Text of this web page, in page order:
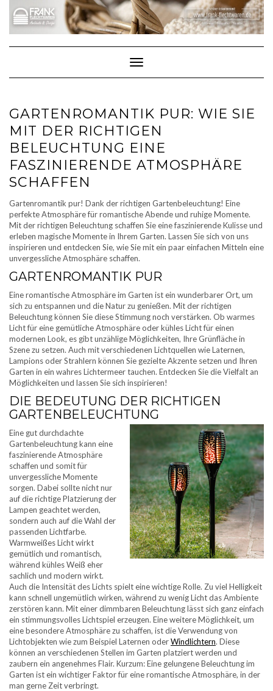
content
Toggle Navigation
GARTENROMANTIK PUR: WIE SIE
MIT DER RICHTIGEN
BELEUCHTUNG EINE
FASZINIERENDE ATMOSPHÄRE
SCHAFFEN
Gartenromantik pur! Dank der richtigen Gartenbeleuchtung! Eine
perfekte Atmosphäre für romantische Abende und ruhige Momente.
Mit der richtigen Beleuchtung schaffen Sie eine faszinierende Kulisse und
erleben magische Momente in Ihrem Garten. Lassen Sie sich von uns
inspirieren und entdecken Sie, wie Sie mit ein paar einfachen Mitteln eine
unvergessliche Atmosphäre schaffen.
GARTENROMANTIK PUR
Eine romantische Atmosphäre im Garten ist ein wunderbarer Ort, um
sich zu entspannen und die Natur zu genießen. Mit der richtigen
Beleuchtung können Sie diese Stimmung noch verstärken. Ob warmes
Licht für eine gemütliche Atmosphäre oder kühles Licht für einen
modernen Look, es gibt unzählige Möglichkeiten, Ihre Grünfläche in
Szene zu setzen. Auch mit verschiedenen Lichtquellen wie Laternen,
Lampions oder Strahlern können Sie gezielte Akzente setzen und Ihren
Garten in ein wahres Lichtermeer tauchen. Entdecken Sie die Vielfalt an
Möglichkeiten und lassen Sie sich inspirieren!
DIE BEDEUTUNG DER RICHTIGEN
GARTENBELEUCHTUNG
Eine gut durchdachte
Gartenbeleuchtung kann eine
faszinierende Atmosphäre
schaffen und somit für
unvergessliche Momente
sorgen. Dabei sollte nicht nur
auf die richtige Platzierung der
Lampen geachtet werden,
sondern auch auf die Wahl der
passenden Lichtfarbe.
Warmweißes Licht wirkt
gemütlich und romantisch,
während kühles Weiß eher
sachlich und modern wirkt.
Auch die Intensität des Lichts spielt eine wichtige Rolle. Zu viel Helligkeit
kann schnell ungemütlich wirken, während zu wenig Licht das Ambiente
zerstören kann. Mit einer dimmbaren Beleuchtung lässt sich ganz einfach
ein stimmungsvolles Lichtspiel erzeugen. Eine weitere Möglichkeit, um
eine besondere Atmosphäre zu schaffen, ist die Verwendung von
Lichtobjekten wie zum Beispiel Laternen oderWindlichtern. Diese
können an verschiedenen Stellen im Garten platziert werden und
zaubern ein angenehmes Flair. Kurzum: Eine gelungene Beleuchtung im
Garten ist ein wichtiger Faktor für eine romantische Atmosphäre, in der
man gerne Zeit verbringt.